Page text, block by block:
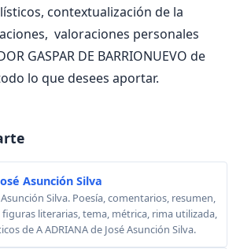
contextualización de la
valoraciones personales
GASPAR DE BARRIONUEVO de
lo que desees aportar.
Asunción Silva
Silva. Poesía, comentarios, resumen,
literarias, tema, métrica, rima utilizada,
de A ADRIANA de José Asunción Silva.